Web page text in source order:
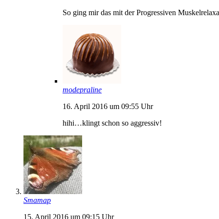
So ging mir das mit der Progressiven
modepraline
16. April 2016 um 09:55 Uhr
hihi…klingt schon so aggressiv!
Smamap
15. April 2016 um 09:15 Uhr